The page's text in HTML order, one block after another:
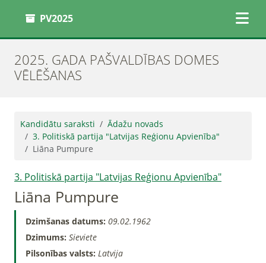
PV2025
2025. GADA PAŠVALDĪBAS DOMES
VĒLĒŠANAS
Kandidātu saraksti
Ādažu novads
3. Politiskā partija "Latvijas Reģionu Apvienība"
Liāna Pumpure
3. Politiskā partija "Latvijas Reģionu Apvienība"
Liāna Pumpure
Dzimšanas datums: 09.02.1962
Dzimums: Sieviete
Pilsonības valsts: Latvija